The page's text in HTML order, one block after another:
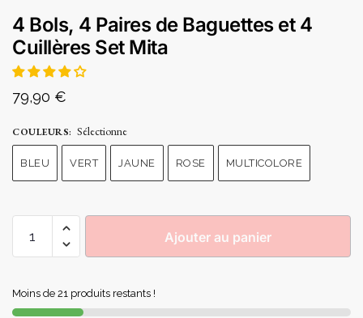
4 Bols, 4 Paires de Baguettes et 4
Cuillères Set Mita
79,90 €
COULEURS: Sélectionne
BLEU VERT JAUNE ROSE MULTICOLORE
Ajouter au panier
Moins de 21 produits restants !